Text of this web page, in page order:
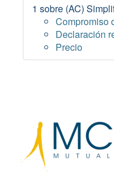
1 sobre (AC)
Compromiso
Declaración
Precio